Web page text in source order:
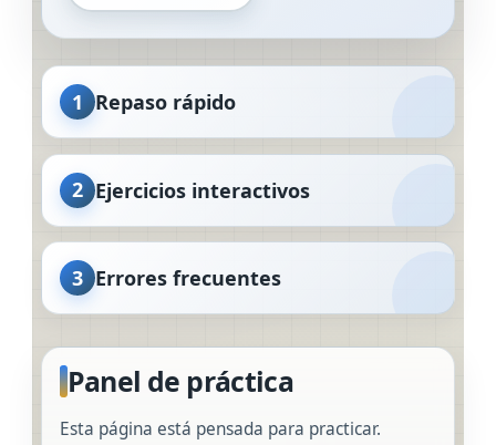
1 Repaso rápido
2 Ejercicios interactivos
3 Errores frecuentes
Panel de práctica
Esta página está pensada para practicar.